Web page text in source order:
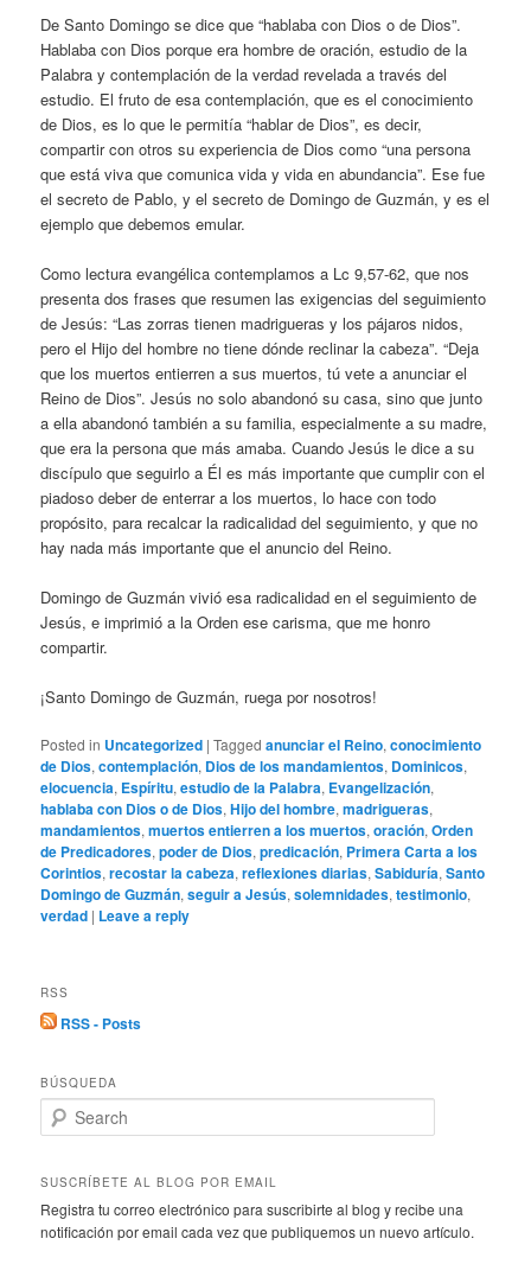
De Santo Domingo se dice que “hablaba con Dios o de Dios”.
Hablaba con Dios porque era hombre de oración, estudio de la
Palabra y contemplación de la verdad revelada a través del
estudio. El fruto de esa contemplación, que es el conocimiento
de Dios, es lo que le permitía “hablar de Dios”, es decir,
compartir con otros su experiencia de Dios como “una persona
que está viva que comunica vida y vida en abundancia”. Ese fue
el secreto de Pablo, y el secreto de Domingo de Guzmán, y es el
ejemplo que debemos emular.
Como lectura evangélica contemplamos a Lc 9,57-62, que nos
presenta dos frases que resumen las exigencias del seguimiento
de Jesús: “Las zorras tienen madrigueras y los pájaros nidos,
pero el Hijo del hombre no tiene dónde reclinar la cabeza”. “Deja
que los muertos entierren a sus muertos, tú vete a anunciar el
Reino de Dios”. Jesús no solo abandonó su casa, sino que junto
a ella abandonó también a su familia, especialmente a su madre,
que era la persona que más amaba. Cuando Jesús le dice a su
discípulo que seguirlo a Él es más importante que cumplir con el
piadoso deber de enterrar a los muertos, lo hace con todo
propósito, para recalcar la radicalidad del seguimiento, y que no
hay nada más importante que el anuncio del Reino.
Domingo de Guzmán vivió esa radicalidad en el seguimiento de
Jesús, e imprimió a la Orden ese carisma, que me honro
compartir.
¡Santo Domingo de Guzmán, ruega por nosotros!
Posted in Uncategorized |Tagged anunciar el Reino,conocimiento
de Dios,contemplación, Dios de los mandamientos, Dominicos,
elocuencia, Espíritu,estudio de la Palabra, Evangelización,
hablaba con Dios o de Dios,Hijo del hombre,madrigueras,
mandamientos,muertos entierren a los muertos,oración,Orden
de Predicadores,poder de Dios,predicación, Primera Carta a los
Corintios,recostar la cabeza,reflexiones diarias,Sabiduría,Santo
Domingo de Guzmán,seguir a Jesús,solemnidades,testimonio,
verdad | Leave a reply
RSS
RSS - Posts
BÚSQUEDA
e
r
h
SUSCRÍBETE AL BLOG POR EMAIL
Registra tu correo electrónico para suscribirte al blog y recibe una
notificación por email cada vez que publiquemos un nuevo artículo.